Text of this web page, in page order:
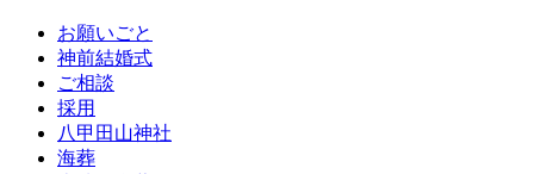
お願いごと
神前結婚式
ご相談
採用
八甲田山神社
海葬